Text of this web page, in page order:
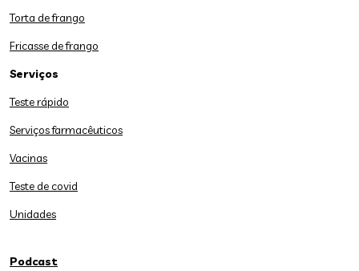
Torta de frango
Fricasse de frango
Serviços
Teste rápido
Serviços farmacêuticos
Vacinas
Teste de covid
Unidades
Podcast